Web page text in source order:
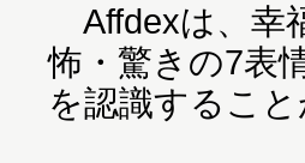
Affdexは、幸
怖・驚きの7表
を認識すること